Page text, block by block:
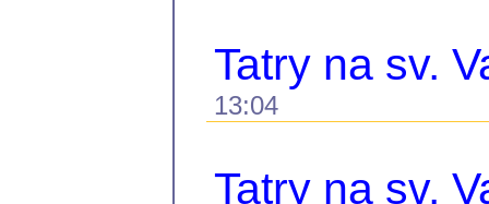
Tatry na sv.
13:04
Tatry na sv.